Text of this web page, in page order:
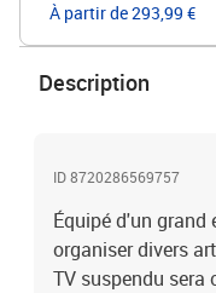
À partir de 293,99 €
Description
ID 8720286569757
Équipé d'un grand
organiser divers
TV suspendu